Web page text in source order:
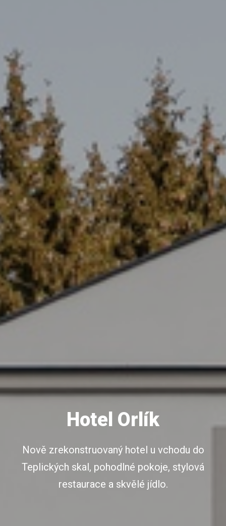
Hotel Orlík
Nově zrekonstruovaný hotel u vchodu do
Teplických skal, pohodlné pokoje, stylová
restaurace a skvělé jídlo.